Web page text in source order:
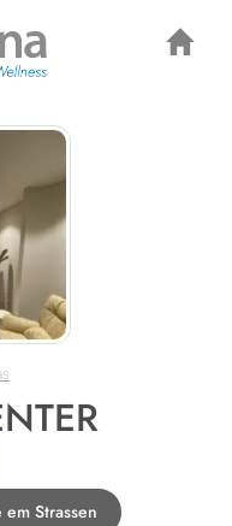
Strassen